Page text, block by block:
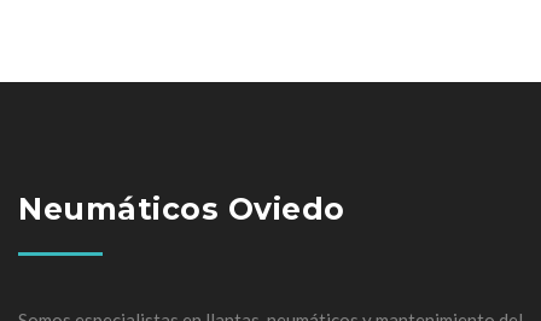
Neumáticos Oviedo